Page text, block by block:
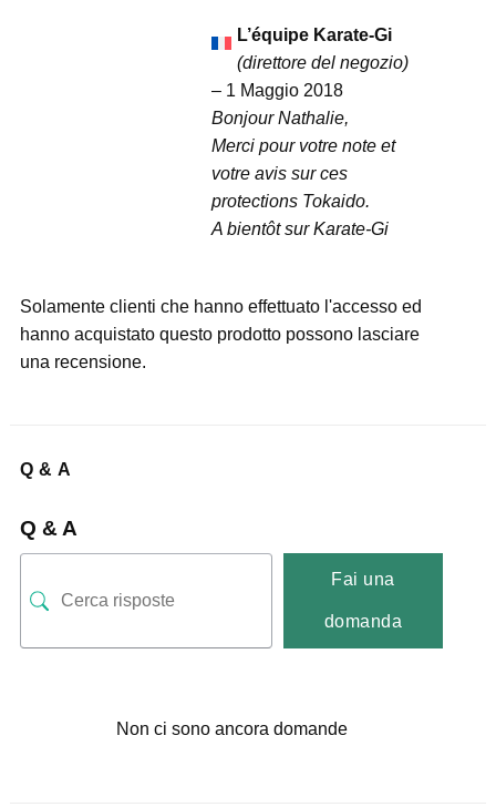
L’équipe Karate-Gi
(direttore del negozio)
– 1 Maggio 2018
Bonjour Nathalie,
Merci pour votre note et
votre avis sur ces
protections Tokaido.
A bientôt sur Karate-Gi
Solamente clienti che hanno effettuato l'accesso ed
hanno acquistato questo prodotto possono lasciare
una recensione.
Q & A
Q & A
Fai una
domanda
Non ci sono ancora domande